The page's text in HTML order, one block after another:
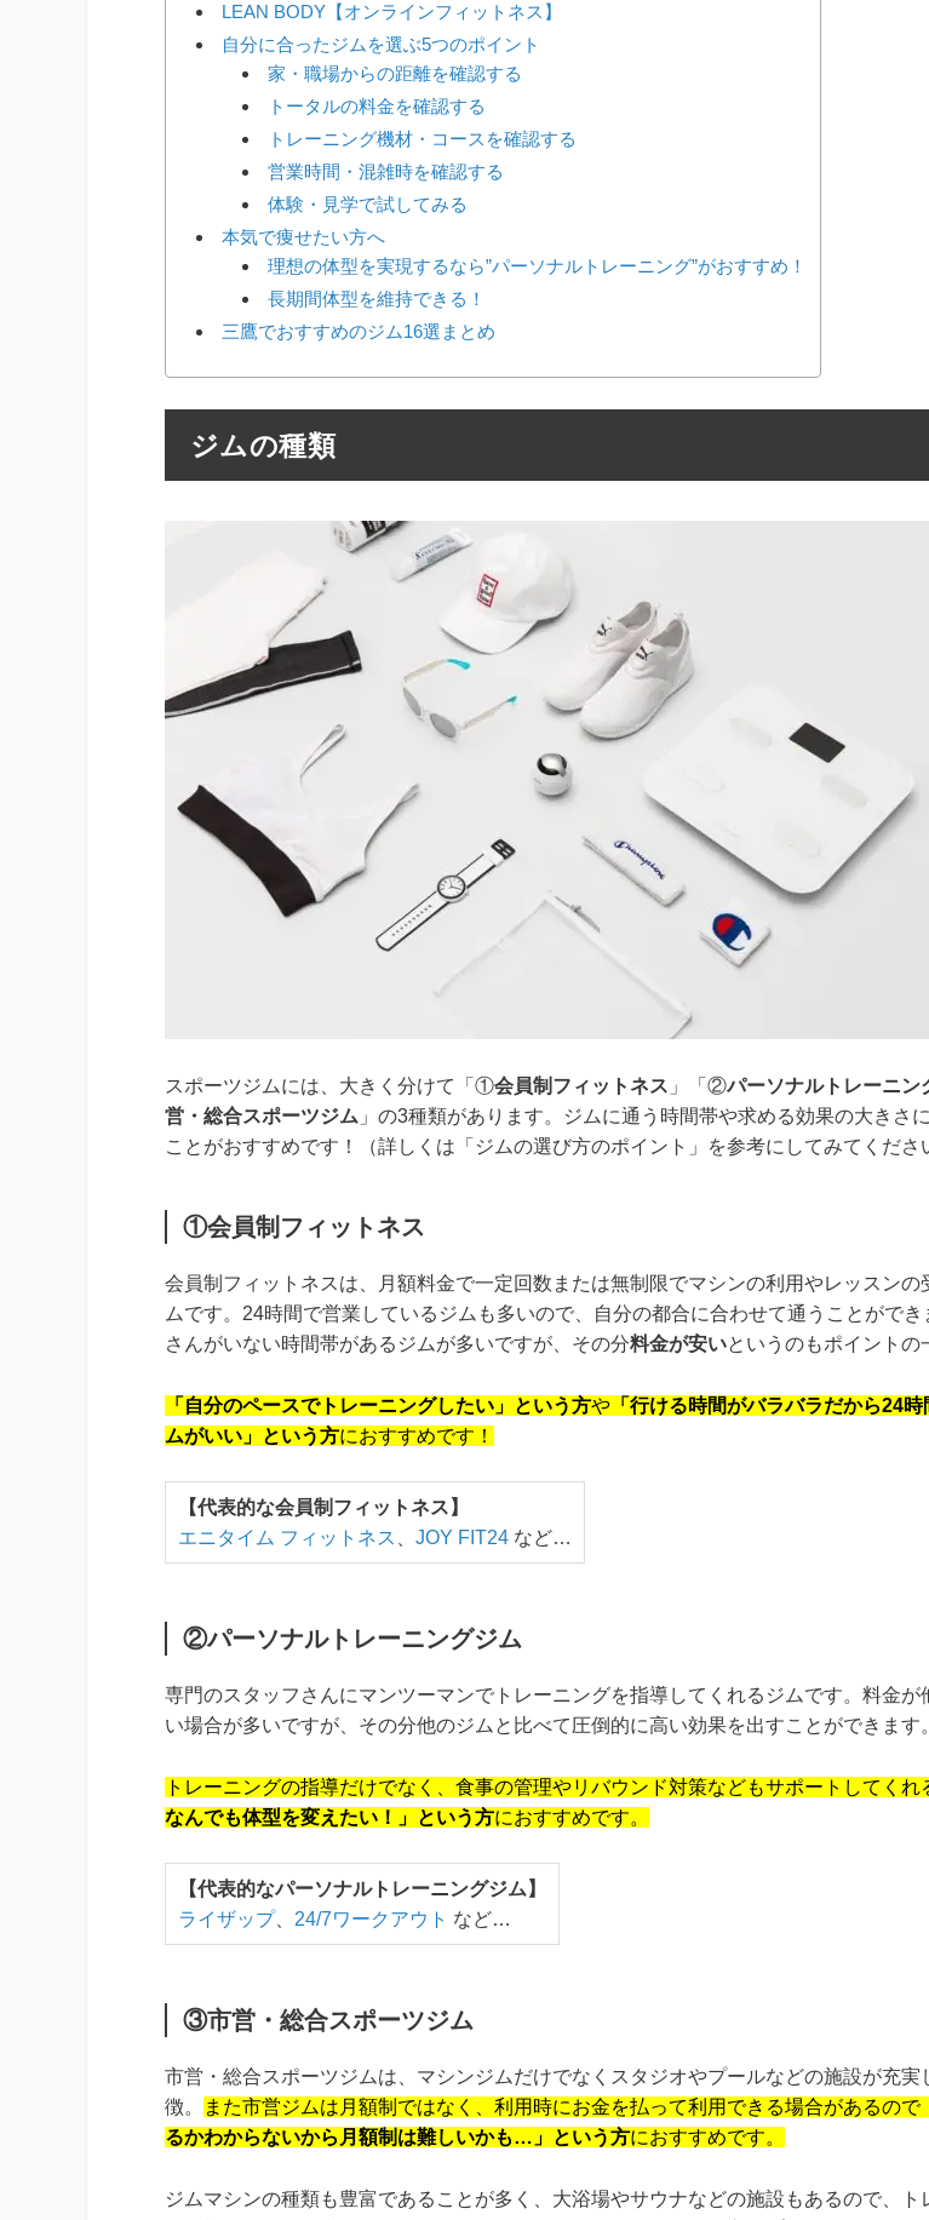
LEAN BODY【オンラインフィットネス】
自分に合ったジムを選ぶ5つのポイント
家・職場からの距離を確認する
トータルの料金を確認する
トレーニング機材・コースを確認する
営業時間・混雑時を確認する
体験・見学で試してみる
本気で痩せたい方へ
理想の体型を実現するなら”パーソナルトレーニング”がおすすめ！
長期間体型を維持できる！
三鷹でおすすめのジム16選まとめ
ジムの種類
スポーツジムには、大きく分けて「①会員制フィットネス 」「②パーソナルトレーニン
営・総合スポーツジム 」の3種類があります。ジムに通う時間帯や求める効果の大きさ
ことがおすすめです！（詳しくは「ジムの選び方のポイント」を参考にしてみてくださ
①会員制フィットネス
会員制フィットネスは、月額料金で一定回数または無制限でマシンの利用やレッスンの
ムです。24時間で営業しているジムも多いので、自分の都合に合わせて通うことができ
さんがいない時間帯があるジムが多いですが、その分料金が安いというのもポイントの
「自分のペースでトレーニングしたい」という方や 「行ける時間がバラバラだから24
ムがいい」という方におすすめです！
【代表的な会員制フィットネス】
エニタイム フィットネス
JOY FIT24 など…
②パーソナルトレーニングジム
専門のスタッフさんにマンツーマンでトレーニングを指導してくれるジムです。料金が
い場合が多いですが、その分他のジムと比べて圧倒的に高い効果を出すことができます。
トレーニングの指導だけでなく、食事の管理やリバウンド対策などもサポートしてくれ
なんでも体型を変えたい！」という方におすすめです。
【代表的なパーソナルトレーニングジム】
ライザップ、 24/7ワークアウト など…
③市営・総合スポーツジム
市営・総合スポーツジムは、マシンジムだけでなくスタジオやプールなどの施設が充実
徴。
また市営ジムは月額制ではなく、利用時にお金を払って利用できる場合があるので
るかわからないから月額制は難しいかも…」という方におすすめです。
ジムマシンの種類も豊富であることが多く、大浴場やサウナなどの施設もあるので、ト